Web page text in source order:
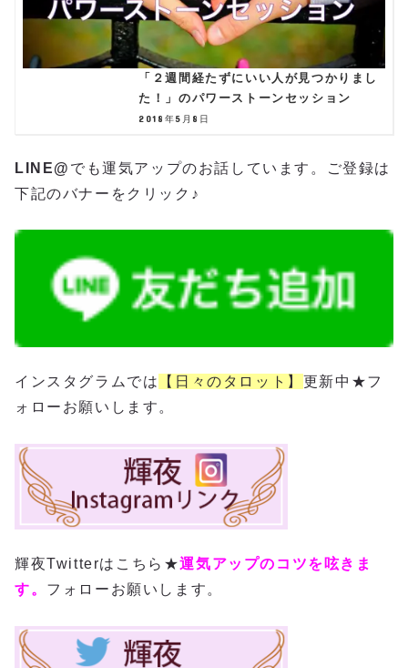
「２週間経たずにいい人が見つかりまし
た！」のパワーストーンセッション
2018年5月8日
LINE@ でも運気アップのお話しています。ご登録は
下記のバナーをクリック♪
インスタグラムでは 【日々のタロット】 更新中★フ
ォローお願いします。
輝夜Twitterはこちら★運気アップのコツを呟きま
す。 フォローお願いします。